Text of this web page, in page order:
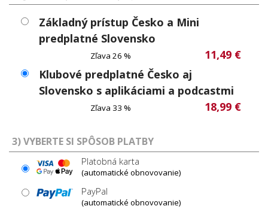
Základný prístup Česko a Mini
predplatné Slovensko
Zľava 26 %
11,49 €
Klubové predplatné Česko aj
Slovensko s aplikáciami a podcastmi
Zľava 33 % 18,99 €
3) VYBERTE SI SPÔSOB PLATBY
Platobná karta
(automatické obnovovanie)
PayPal
(automatické obnovovanie)